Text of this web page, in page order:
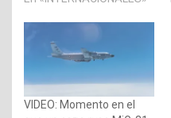
VIDEO: Momento en el